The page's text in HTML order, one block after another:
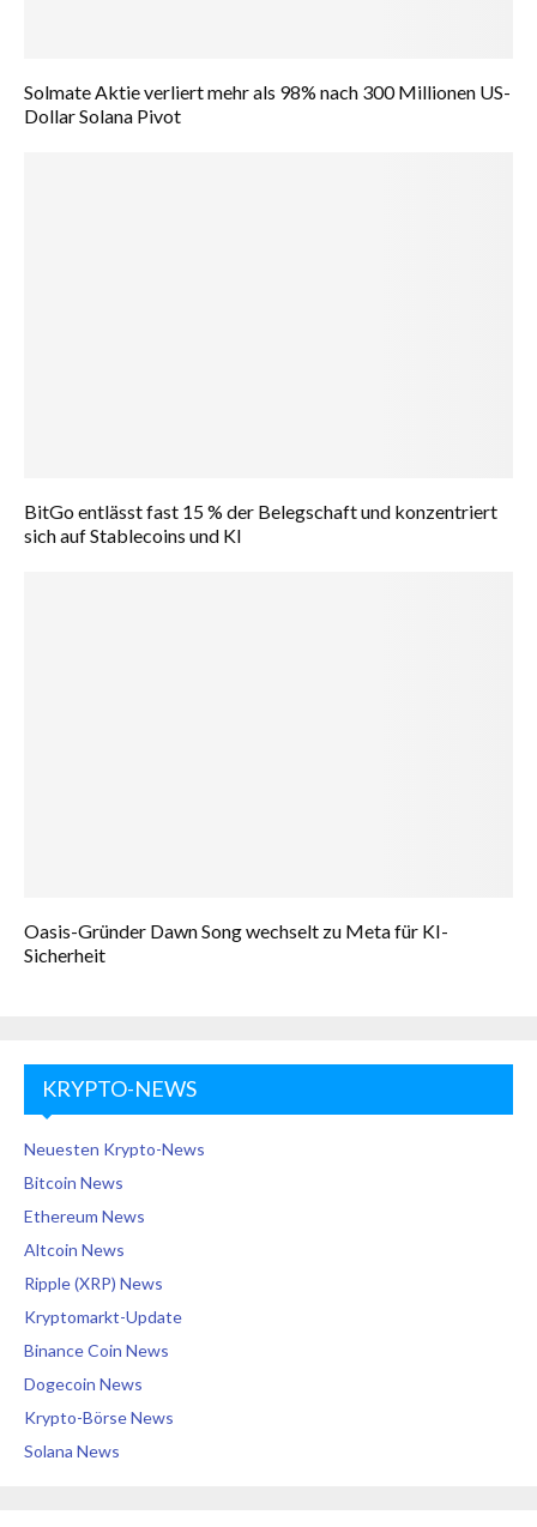
Solmate Aktie verliert mehr als 98% nach 300 Millionen US-
Dollar Solana Pivot
BitGo entlässt fast 15 % der Belegschaft und konzentriert
sich auf Stablecoins und KI
Oasis-Gründer Dawn Song wechselt zu Meta für KI-
Sicherheit
KRYPTO-NEWS
Neuesten Krypto-News
Bitcoin News
Ethereum News
Altcoin News
Ripple (XRP) News
Kryptomarkt-Update
Binance Coin News
Dogecoin News
Krypto-Börse News
Solana News